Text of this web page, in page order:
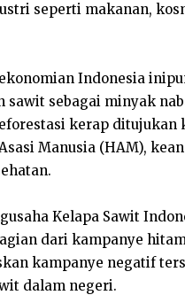
seperti makanan,
Indonesia
sawit sebagai minyak
kerap ditujukan
Manusia (HAM),
Kelapa Sawit
dari kampanye
kampanye negatif
dalam negeri.